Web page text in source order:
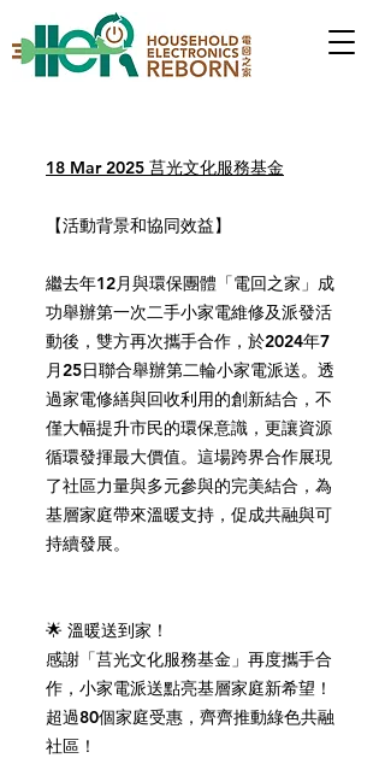
18 Mar 2025 莒光文化服務基金
【活動背景和協同效益】
繼去年12月與環保團體「電回之家」成
功舉辦第一次二手小家電維修及派發活
動後，雙方再次攜手合作，於2024年7
月25日聯合舉辦第二輪小家電派送。透
過家電修繕與回收利用的創新結合，不
僅大幅提升市民的環保意識，更讓資源
循環發揮最大價值。這場跨界合作展現
了社區力量與多元參與的完美結合，為
基層家庭帶來溫暖支持，促成共融與可
持續發展。
🌟 溫暖送到家！
感謝「莒光文化服務基金」再度攜手合
作，小家電派送點亮基層家庭新希望！
超過80個家庭受惠，齊齊推動綠色共融
社區！